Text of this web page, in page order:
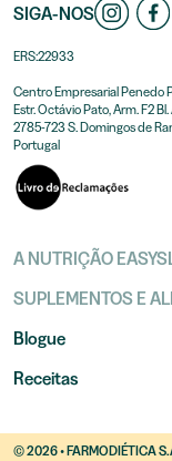
SIGA-NOS
ERS:22933
Centro Empresarial Penedo
Estr. Octávio Pato, Arm. F2 Bl.
2785-723 S. Domingos de
Portugal
A NUTRIÇÃO
SUPLEMENTOS E
Blogue
Receitas
© 2026 • FARMODIÉTICA